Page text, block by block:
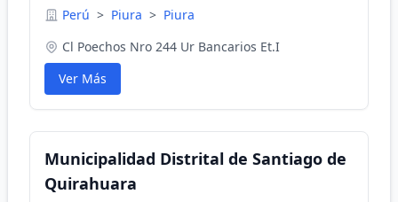
Perú > Piura > Piura
Cl Poechos Nro 244 Ur Bancarios Et.I
Ver Más
Municipalidad Distrital de Santiago de
Quirahuara